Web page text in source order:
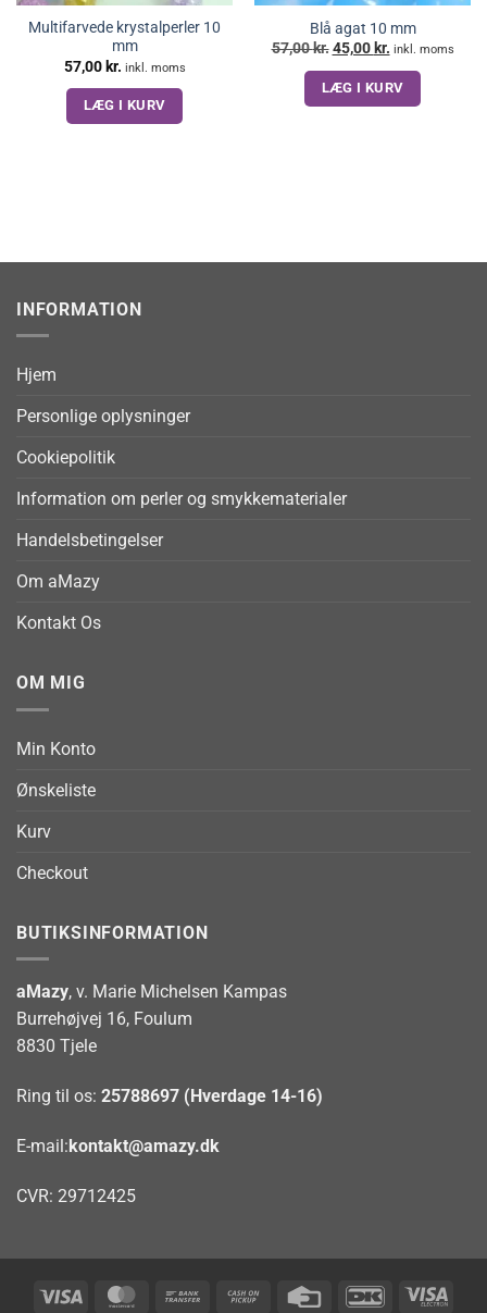
Multifarvede krystalperler 10
mm
57,00 kr. inkl. moms
LÆG I KURV
Blå agat 10 mm
57,00kr. Den
oprindelige
pris
var:
57,00 kr..
45,00 kr.Den
aktuelle
pris
er:
45,00 kr..
inkl. moms
LÆG I KURV
INFORMATION
Hjem
Personlige oplysninger
Cookiepolitik
Information om perler og smykkematerialer
Handelsbetingelser
Om aMazy
Kontakt Os
OM MIG
Min Konto
Ønskeliste
Kurv
Checkout
BUTIKSINFORMATION
aMazy, v. Marie Michelsen Kampas
Burrehøjvej 16, Foulum
8830 Tjele
Ring til os: 25788697 (Hverdage 14-16)
E-mail:kontakt@amazy.dk
CVR: 29712425
Visa MasterCardBank
Cash
Credit
DanKort Visa